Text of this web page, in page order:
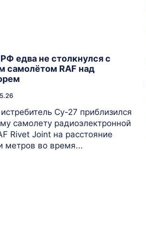
едва не столкнулся с
самолётом RAF над
Су-27 приблизился
самолету радиоэлектронной
Rivet Joint на расстояние
метров во время...